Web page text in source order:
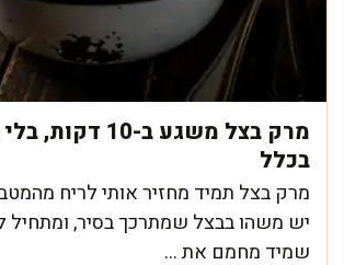
מרק בצל משגע ב-10
בכלל
מרק בצל תמיד מחזיר אותי לריח
יש משהו בבצל שמתרכך בסיר,
שמיד מחמם את ...